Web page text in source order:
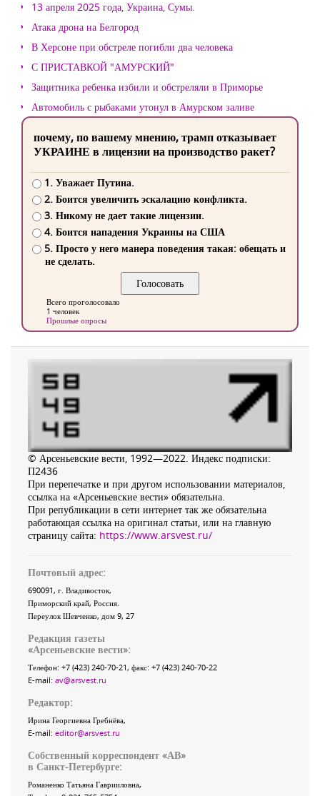
13 апреля 2025 года, Украина, Сумы.
Атака дрона на Белгород
В Херсоне при обстреле погибли два человека
С ПРИСТАВКОЙ "АМУРСКИЙ"
Защитника ребенка избили и обстреляли в Приморье
Автомобиль с рыбаками утонул в Амурском заливе
почему, по вашему мнению, трамп отказывает
УКРАИНЕ в лицензии на производство ракет?
1. Уважает Путина.
2. Боится увеличить эскалацию конфликта.
3. Никому не дает такие лицензии.
4. Боится нападения Украины на США
5. Просто у него манера поведения такая: обещать и
не сделать.
Всего проголосовало
1 человек
Прошлые опросы
© Арсеньевские вести, 1992—2022. Индекс подписки:
П2436
При перепечатке и при другом использовании материалов,
ссылка на «Арсеньевские вести» обязательна.
При републикации в сети интернет так же обязательна
работающая ссылка на оригинал статьи, или на главную
страницу сайта: https://www.arsvest.ru/
Почтовый адрес:
690091, г. Владивосток,
Приморский край, Россия.
Переулок Шевченко, дом 9, 27
Редакция газеты
«Арсеньевские вести»:
Телефон: +7 (423) 240-70-21, факс: +7 (423) 240-70-22
E-mail: av@arsvest.ru
Редактор:
Ирина Георгиевна Гребнёва,
E-mail: editor@arsvest.ru
Собственный корреспондент «АВ»
в Санкт-Петербурге:
Романенко Татьяна Гаврииловна,